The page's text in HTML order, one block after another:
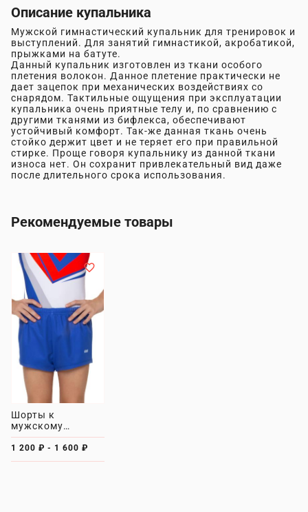
Описание купальника
Мужской гимнастический купальник для тренировок и
выступлений. Для занятий гимнастикой, акробатикой,
прыжками на батуте.
Данный купальник изготовлен из ткани особого
плетения волокон. Данное плетение практически не
дает зацепок при механических воздействиях со
снарядом. Тактильные ощущения при эксплуатации
купальника очень приятные телу и, по сравнению с
другими тканями из бифлекса, обеспечивают
устойчивый комфорт. Так-же данная ткань очень
стойко держит цвет и не теряет его при правильной
стирке. Проще говоря купальнику из данной ткани
износа нет. Он сохранит привлекательный вид даже
после длительного срока использования.
Рекомендуемые товары
Шорты к
мужскому
купальнику GK
Sport 201-59ш
1 200 ₽ - 1 600 ₽